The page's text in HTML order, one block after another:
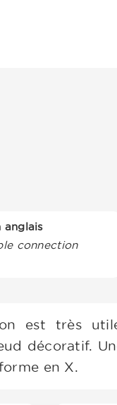
anglais
connection
est très
décoratif.
en X.